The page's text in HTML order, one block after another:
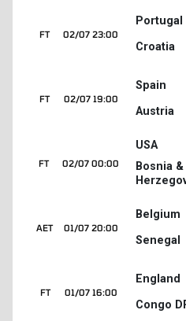
02/07 23:00
FT
Portugal
Croatia
02/07 19:00
FT
Spain
Austria
02/07 00:00
FT
USA
Bosnia &
01/07 20:00
AET
Belgium
Senegal
01/07 16:00
FT
England
Congo